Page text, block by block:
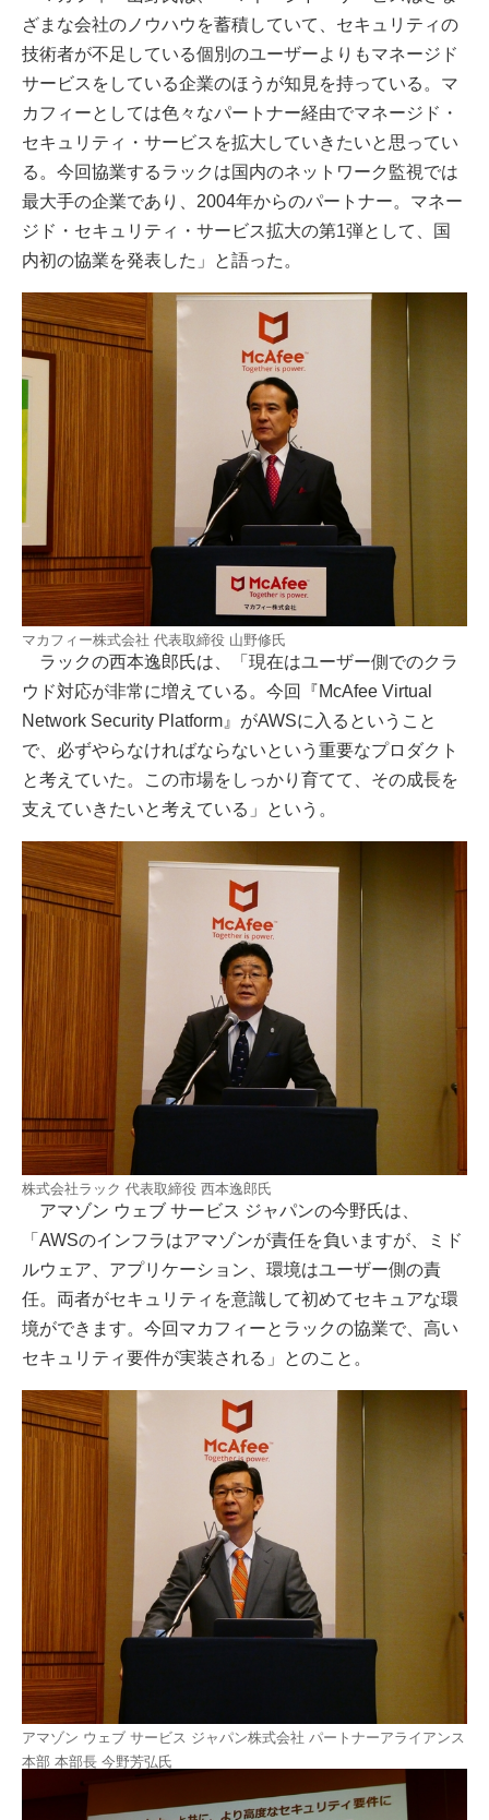
ざまな会社のノウハウを蓄積していて、セキュリティの
技術者が不足している個別のユーザーよりもマネージド
サービスをしている企業のほうが知見を持っている。マ
カフィーとしては色々なパートナー経由でマネージド・
セキュリティ・サービスを拡大していきたいと思ってい
る。今回協業するラックは国内のネットワーク監視では
最大手の企業であり、2004年からのパートナー。マネー
ジド・セキュリティ・サービス拡大の第1弾として、国
内初の協業を発表した」と語った。
マカフィー株式会社 代表取締役 山野修氏
ラックの西本逸郎氏は、「現在はユーザー側でのクラ
ウド対応が非常に増えている。今回『McAfee Virtual
Network Security Platform』がAWSに入るということ
で、必ずやらなければならないという重要なプロダクト
と考えていた。この市場をしっかり育てて、その成長を
支えていきたいと考えている」という。
株式会社ラック 代表取締役 西本逸郎氏
アマゾン ウェブ サービス ジャパンの今野氏は、
「AWSのインフラはアマゾンが責任を負いますが、ミド
ルウェア、アプリケーション、環境はユーザー側の責
任。両者がセキュリティを意識して初めてセキュアな環
境ができます。今回マカフィーとラックの協業で、高い
セキュリティ要件が実装される」とのこと。
アマゾン ウェブ サービス ジャパン株式会社 パートナーアライアンス
本部 本部長 今野芳弘氏